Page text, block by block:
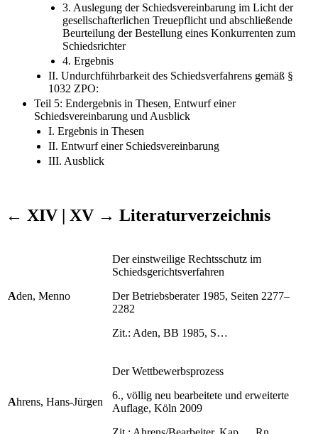
3. Auslegung der Schiedsvereinbarung im Licht der
gesellschafterlichen Treuepflicht und abschließende
Beurteilung der Bestellung eines Konkurrenten zum
Schiedsrichter
4. Ergebnis
II. Undurchführbarkeit des Schiedsverfahrens gemäß §
1032 ZPO:
Teil 5: Endergebnis in Thesen, Entwurf einer
Schiedsvereinbarung und Ausblick
I. Ergebnis in Thesen
II. Entwurf einer Schiedsvereinbarung
III. Ausblick
← XIV | XV → Literaturverzeichnis
Aden, Menno
Der einstweilige Rechtsschutz im
Schiedsgerichtsverfahren
Der Betriebsberater 1985, Seiten 2277–
2282
Zit.: Aden, BB 1985, S…
Ahrens, Hans-Jürgen
Der Wettbewerbsprozess
6., völlig neu bearbeitete und erweiterte
Auflage, Köln 2009